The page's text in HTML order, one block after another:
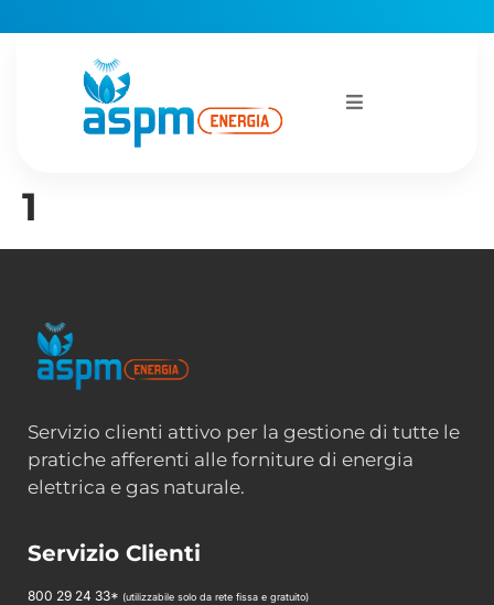
1
Servizio clienti attivo per la gestione di tutte le
pratiche afferenti alle forniture di energia
elettrica e gas naturale.
Servizio Clienti
800 29 24 33* (utilizzabile solo da rete fissa e gratuito)